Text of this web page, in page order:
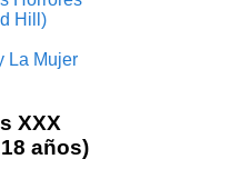
Hill)
La Mujer
XXX
años)